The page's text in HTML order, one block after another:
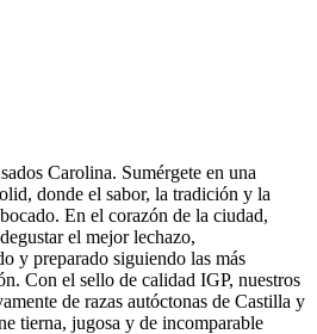
Carolina. Sumérgete en una
donde el sabor, la tradición y la
En el corazón de la ciudad,
el mejor lechazo,
y preparado siguiendo las más
Con el sello de calidad IGP, nuestros
de razas autóctonas de Castilla y
tierna, jugosa y de incomparable